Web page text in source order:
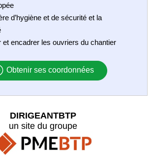
d’hygiène et de sécurité et la
et encadrer les ouvriers du chantier
Obtenir ses coordonnées
DIRIGEANTBTP
un site du groupe